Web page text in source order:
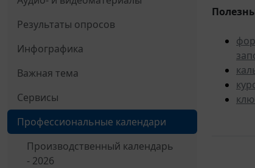
Результаты опросов
Инфографика
Важная тема
Сервисы
Профессиональные календари
Производственный календарь
- 2026